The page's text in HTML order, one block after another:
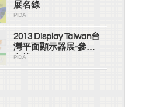
展名錄
PIDA
2013 Display Taiwan台
灣平面顯示器展-參展
名錄
PIDA